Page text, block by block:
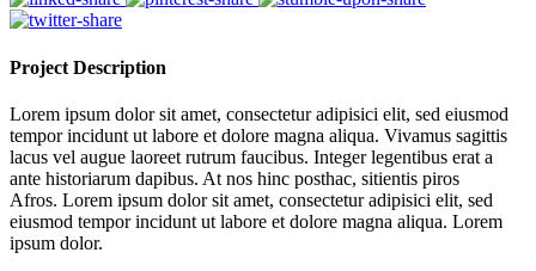
Project Description
Lorem ipsum dolor sit amet, consectetur adipisici elit, sed eiusmod
tempor incidunt ut labore et dolore magna aliqua. Vivamus sagittis
lacus vel augue laoreet rutrum faucibus. Integer legentibus erat a
ante historiarum dapibus. At nos hinc posthac, sitientis piros
Afros. Lorem ipsum dolor sit amet, consectetur adipisici elit, sed
eiusmod tempor incidunt ut labore et dolore magna aliqua. Lorem
ipsum dolor.